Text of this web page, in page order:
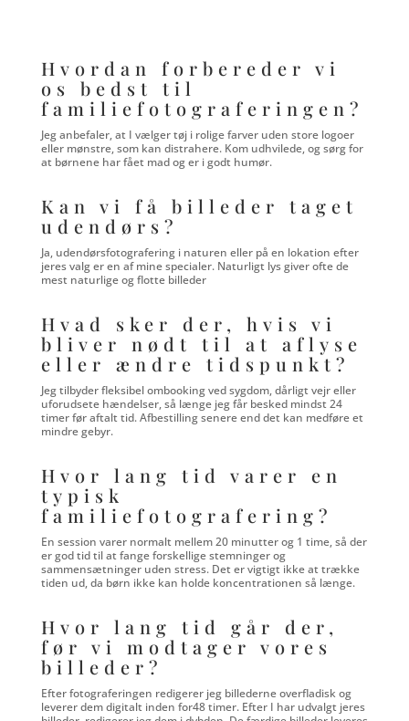
Hvordan forbereder vi
os bedst til
familiefotograferingen?
Jeg anbefaler, at I vælger tøj i rolige farver uden store logoer
eller mønstre, som kan distrahere. Kom udhvilede, og sørg for
at børnene har fået mad og er i godt humør.
Kan vi få billeder taget
udendørs?
Ja, udendørsfotografering i naturen eller på en lokation efter
jeres valg er en af mine specialer. Naturligt lys giver ofte de
mest naturlige og flotte billeder
Hvad sker der, hvis vi
bliver nødt til at aflyse
eller ændre tidspunkt?
Jeg tilbyder fleksibel ombooking ved sygdom, dårligt vejr eller
uforudsete hændelser, så længe jeg får besked mindst 24
timer før aftalt tid. Afbestilling senere end det kan medføre et
mindre gebyr.
Hvor lang tid varer en
typisk
familiefotografering?
En session varer normalt mellem 20 minutter og 1 time, så der
er god tid til at fange forskellige stemninger og
sammensætninger uden stress. Det er vigtigt ikke at trække
tiden ud, da børn ikke kan holde koncentrationen så længe.
Hvor lang tid går der,
før vi modtager vores
billeder?
Efter fotograferingen redigerer jeg billederne overfladisk og
leverer dem digitalt inden for48 timer. Efter I har udvalgt jeres